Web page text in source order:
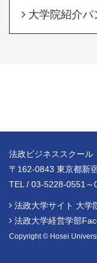
大学院紹介パ
法政ビジネススクール
〒162-0843 東京都新
TEL / 03-5228-0551～
法政大学サイト 大学
法政大学経営学部
Copyright © Hosei